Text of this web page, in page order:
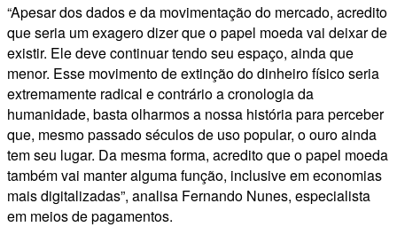
“Apesar dos dados e da movimentação do mercado, acredito
que seria um exagero dizer que o papel moeda vai deixar de
existir. Ele deve continuar tendo seu espaço, ainda que
menor. Esse movimento de extinção do dinheiro físico seria
extremamente radical e contrário a cronologia da
humanidade, basta olharmos a nossa história para perceber
que, mesmo passado séculos de uso popular, o ouro ainda
tem seu lugar. Da mesma forma, acredito que o papel moeda
também vai manter alguma função, inclusive em economias
mais digitalizadas”, analisa Fernando Nunes, especialista
em meios de pagamentos.